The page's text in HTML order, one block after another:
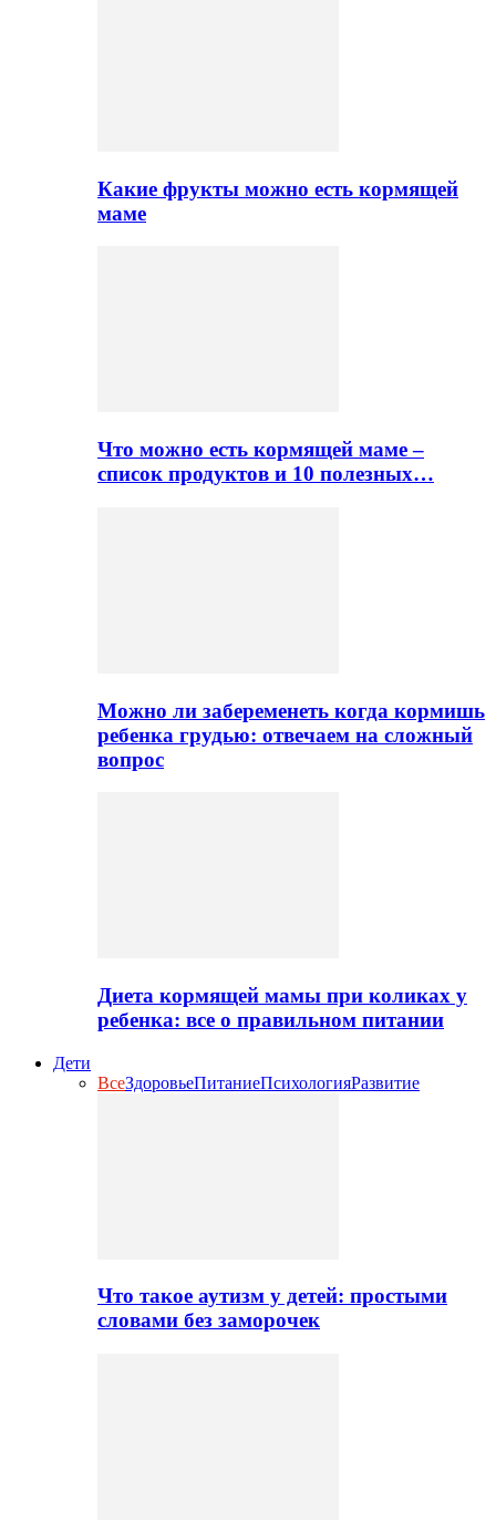
Какие фрукты можно есть кормящей
маме
Что можно есть кормящей маме –
список продуктов и 10 полезных…
Можно ли забеременеть когда кормишь
ребенка грудью: отвечаем на сложный
вопрос
Диета кормящей мамы при коликах у
ребенка: все о правильном питании
Дети
ВсеЗдоровьеПитаниеПсихологияРазвитие
Что такое аутизм у детей: простыми
словами без заморочек